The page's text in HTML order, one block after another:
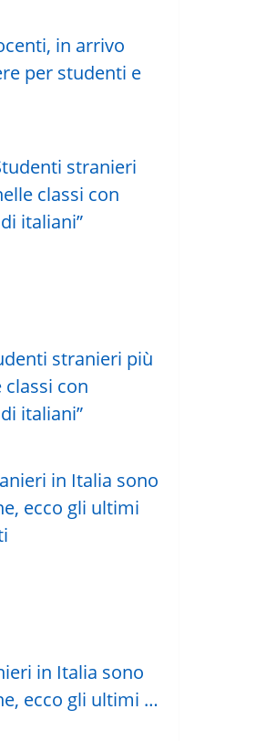
in arrivo
per studenti e
stranieri più
con
italiani”
in Italia sono
ecco gli ultimi …